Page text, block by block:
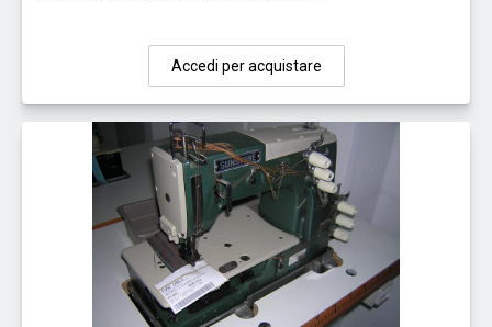
Accedi per acquistare